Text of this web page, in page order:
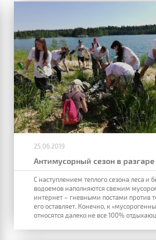
25.06.2019
Антимусорный сезон в разгаре
С наступлением теплого сезона леса и
водоемов наполняются свежим
интернет – гневными постами против
егооставляет. Конечно, к
относятся далеко не все 100%